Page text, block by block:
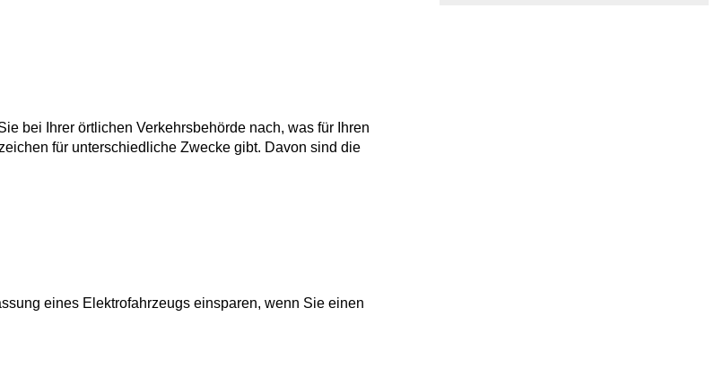
bei Ihrer örtlichen Verkehrsbehörde nach, was für Ihren
für unterschiedliche Zwecke gibt. Davon sind die
eines Elektrofahrzeugs einsparen, wenn Sie einen